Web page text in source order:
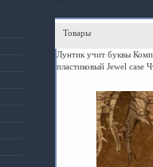
Товары
Лунтик учит буквы
пластиковый Jewel case